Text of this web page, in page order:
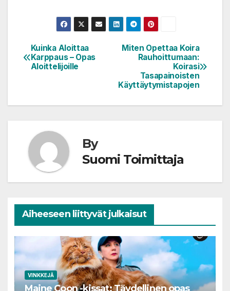
Artikkelien
selaus
Miten Opettaa Koira
Rauhoittumaan:
Koirasi
Tasapainoisten
Käyttäytymistapojen
Kuinka Aloittaa
Karppaus – Opas
Aloittelijoille
By
Suomi Toimittaja
Aiheeseen liittyvät julkaisut
VINKKEJÄ
Maine Coon -kissat: Täydellinen opas